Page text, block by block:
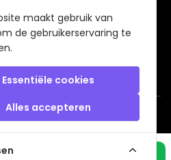
In winkelmandje
ontbinden
webshop van
betalen met
maakt gebruik van
de gebruikerservaring te
Essentiële cookies
Alles accepteren